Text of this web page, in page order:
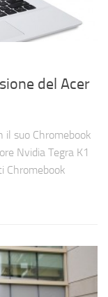
del Acer
il suo Chromebook
Nvidia Tegra K1
Chromebook